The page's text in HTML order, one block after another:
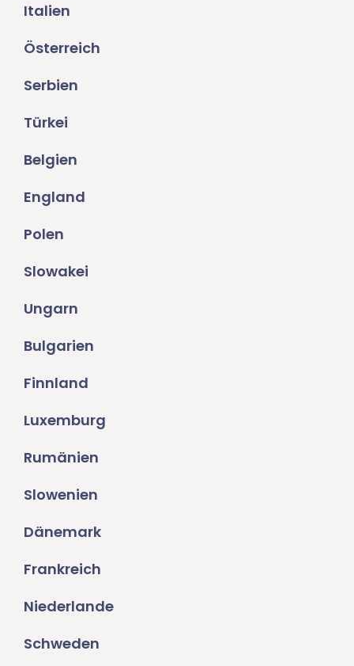
Italien
Österreich
Serbien
Türkei
Belgien
England
Polen
Slowakei
Ungarn
Bulgarien
Finnland
Luxemburg
Rumänien
Slowenien
Dänemark
Frankreich
Niederlande
Schweden